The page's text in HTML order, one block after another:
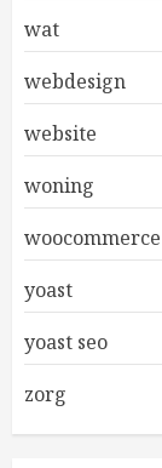
wat
webdesign
website
woning
woocommerce
yoast
yoast seo
zorg